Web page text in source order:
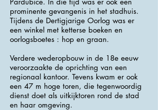
prominente gevangenis in het stadhuis.
Tijdens de Dertigjarige Oorlog was er
een winkel met ketterse boeken en
oorlogsboetes : hop en graan.
Verdere wederopbouw in de 18e eeuw
veroorzaakte de oprichting van een
regionaal kantoor. Tevens kwam er ook
een 47 m hoge toren, die tegenwoordig
dienst doet als uitkijktoren rond de stad
en haar omgeving.